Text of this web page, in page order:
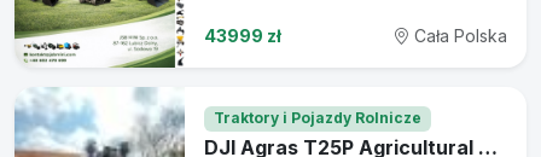
43999 zł Cała Polska
Traktory i Pojazdy Rolnicze
DJI Agras T25P Agricultural Sprayer Drone